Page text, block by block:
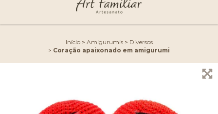
Início > Amigurumis > Diversos
> Coração apaixonado em amigurumi